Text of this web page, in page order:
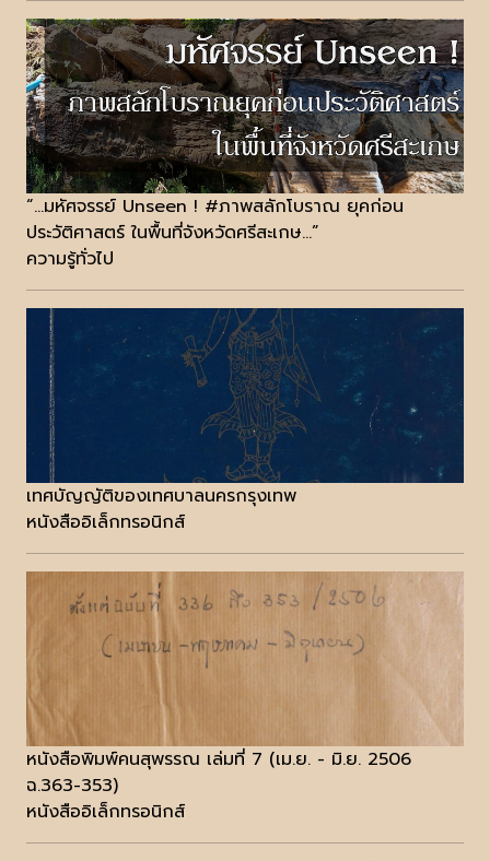
“...มหัศจรรย์ Unseen ! #ภาพสลักโบราณ ยุคก่อน
ประวัติศาสตร์ ในพื้นที่จังหวัดศรีสะเกษ...”
ความรู้ทั่วไป
เทศบัญญัติของเทศบาลนครกรุงเทพ
หนังสืออิเล็กทรอนิกส์
หนังสือพิมพ์คนสุพรรณ เล่มที่ 7 (เม.ย. - มิ.ย. 2506
ฉ.363-353)
หนังสืออิเล็กทรอนิกส์